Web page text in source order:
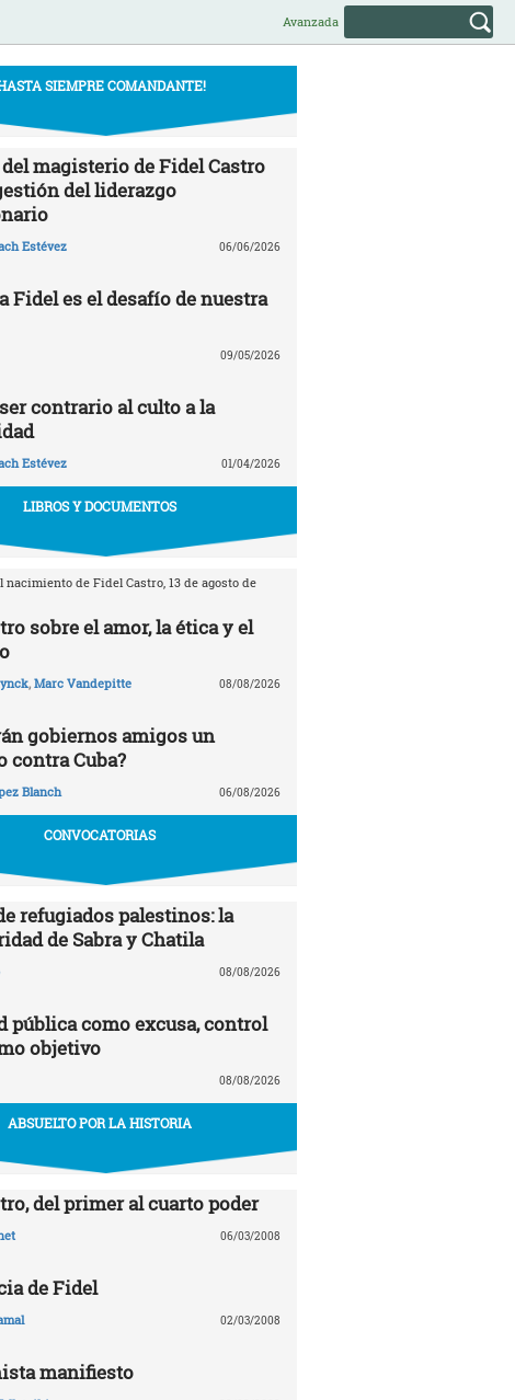
Avanzada
SIEMPRE COMANDANTE!
magisterio de Fidel Castro
del liderazgo
Estévez 06/06/2026
Fidel es el desafío de nuestra
09/05/2026
contrario al culto a la
Estévez 01/04/2026
LIBROS Y DOCUMENTOS
nacimiento de Fidel Castro, 13 de agosto de
sobre el amor, la ética y el
, Marc Vandepitte 08/08/2026
gobiernos amigos un
contra Cuba?
Blanch 06/08/2026
CONVOCATORIAS
refugiados palestinos: la
de Sabra y Chatila
08/08/2026
pública como excusa, control
objetivo
08/08/2026
ABSUELTO POR LA HISTORIA
del primer al cuarto poder
06/03/2008
de Fidel
02/03/2008
manifiesto